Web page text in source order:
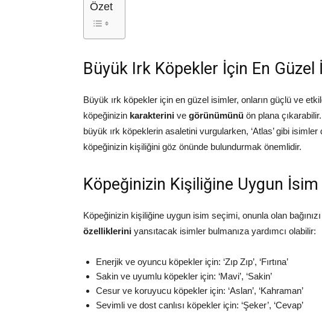
Özet
Büyük Irk Köpekler İçin En Güzel
Büyük ırk köpekler için en güzel isimler, onların güçlü ve
köpeğinizin karakterini ve görünümünü ön plana
büyük ırk köpeklerin asaletini vurgularken, ‘Atlas’ gibi
köpeğinizin kişiliğini göz önünde bulundurmak önemlidir.
Köpeğinizin Kişiliğine Uygun
Köpeğinizin kişiliğine uygun isim seçimi, onunla olan
özelliklerini yansıtacak isimler bulmanıza yardımcı olabilir:
Enerjik ve oyuncu köpekler için: ‘Zıp Zıp’, ‘Fırtına’
Sakin ve uyumlu köpekler için: ‘Mavi’, ‘Sakin’
Cesur ve koruyucu köpekler için: ‘Aslan’, ‘Kahraman’
Sevimli ve dost canlısı köpekler için: ‘Şeker’, ‘Cevap’